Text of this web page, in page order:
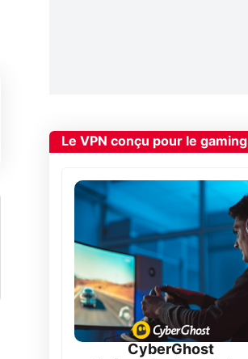
Le VPN conçu pour le gaming
CyberGhost